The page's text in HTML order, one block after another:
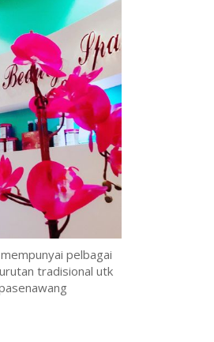
pelbagai
tradisional utk